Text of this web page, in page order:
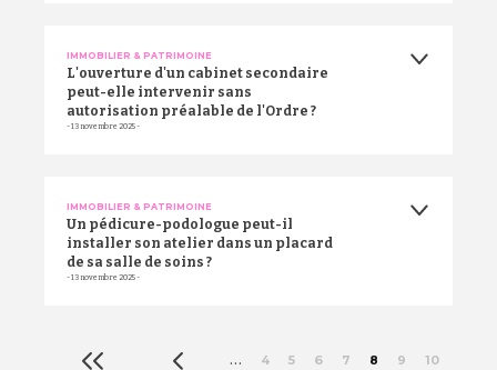
IMMOBILIER & PATRIMOINE
L'ouverture d'un cabinet secondaire
peut-elle intervenir sans
autorisation préalable de l'Ordre ?
- 13 novembre 2025 -
IMMOBILIER & PATRIMOINE
Un pédicure-podologue peut-il
installer son atelier dans un placard
de sa salle de soins ?
- 13 novembre 2025 -
… 4 5 6 7 8 9 10